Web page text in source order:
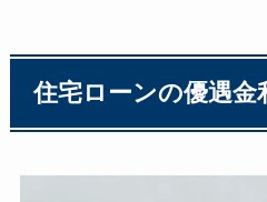
住宅ローンの優遇金